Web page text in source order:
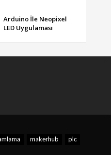
Arduino İle Neopixel
LED Uygulaması
makerhub
plc